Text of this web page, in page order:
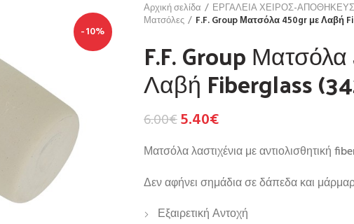
-10%
Αρχική σελίδα ΕΡΓΑΛΕΙΑ ΧΕΙΡΟΣ-
Ματσόλες
F.F. Group Ματσόλα 450gr με Λαβή
F.F. Group
Λαβή Fiberglass
6.00€5.40€
Ματσόλα λαστιχένια με αντιολισθητική
Δεν αφήνει σημάδια σε δάπεδα και
Εξαιρετική Αντοχή